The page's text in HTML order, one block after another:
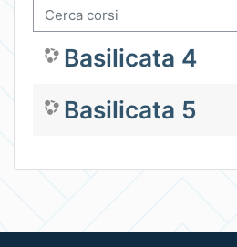
Cerca corsi
Basilicata 4
Basilicata 5